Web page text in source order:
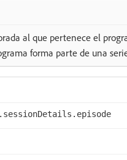
al que pertenece el
forma parte de una